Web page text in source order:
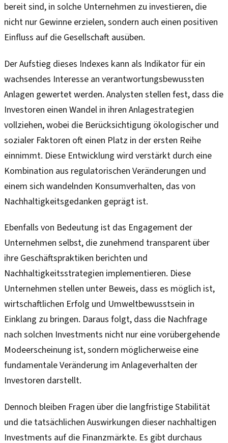
bereit sind, in solche Unternehmen zu investieren, die
nicht nur Gewinne erzielen, sondern auch einen positiven
Einfluss auf die Gesellschaft ausüben.
Der Aufstieg dieses Indexes kann als Indikator für ein
wachsendes Interesse an verantwortungsbewussten
Anlagen gewertet werden. Analysten stellen fest, dass die
Investoren einen Wandel in ihren Anlagestrategien
vollziehen, wobei die Berücksichtigung ökologischer und
sozialer Faktoren oft einen Platz in der ersten Reihe
einnimmt. Diese Entwicklung wird verstärkt durch eine
Kombination aus regulatorischen Veränderungen und
einem sich wandelnden Konsumverhalten, das von
Nachhaltigkeitsgedanken geprägt ist.
Ebenfalls von Bedeutung ist das Engagement der
Unternehmen selbst, die zunehmend transparent über
ihre Geschäftspraktiken berichten und
Nachhaltigkeitsstrategien implementieren. Diese
Unternehmen stellen unter Beweis, dass es möglich ist,
wirtschaftlichen Erfolg und Umweltbewusstsein in
Einklang zu bringen. Daraus folgt, dass die Nachfrage
nach solchen Investments nicht nur eine vorübergehende
Modeerscheinung ist, sondern möglicherweise eine
fundamentale Veränderung im Anlageverhalten der
Investoren darstellt.
Dennoch bleiben Fragen über die langfristige Stabilität
und die tatsächlichen Auswirkungen dieser nachhaltigen
Investments auf die Finanzmärkte. Es gibt durchaus